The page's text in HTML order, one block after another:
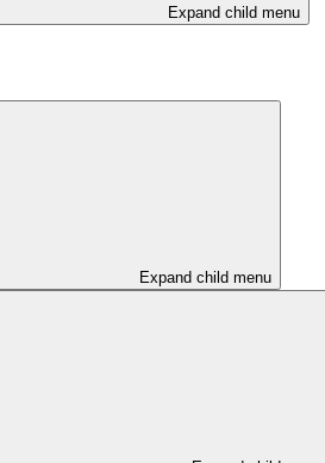
Expand child menu
Expand child menu